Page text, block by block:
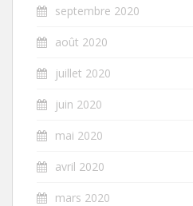
septembre 2020
août 2020
juillet 2020
juin 2020
mai 2020
avril 2020
mars 2020